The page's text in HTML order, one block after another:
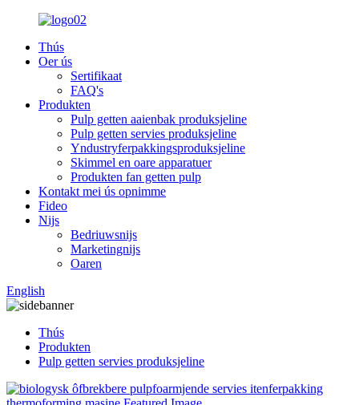
Thús
Oer ús
Sertifikaat
FAQ's
Produkten
Pulp getten aaienbak produksjeline
Pulp getten servies produksjeline
Yndustryferpakkingsproduksjeline
Skimmel en oare apparatuer
Produkten fan getten pulp
Kontakt mei ús opnimme
Fideo
Nijs
Bedriuwsnijs
Marketingnijs
Oaren
English
Thús
Produkten
Pulp getten servies produksjeline